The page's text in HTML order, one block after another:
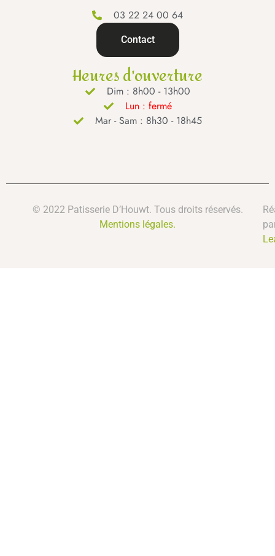
03 22 24 00 64
Contact
Heures d'ouverture
Dim : 8h00 - 13h00
Lun : fermé
Mar - Sam : 8h30 - 18h45
© 2022 Patisserie D’Houwt. Tous droits réservés.
Mentions légales.